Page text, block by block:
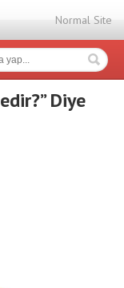
Normal Site
Diye